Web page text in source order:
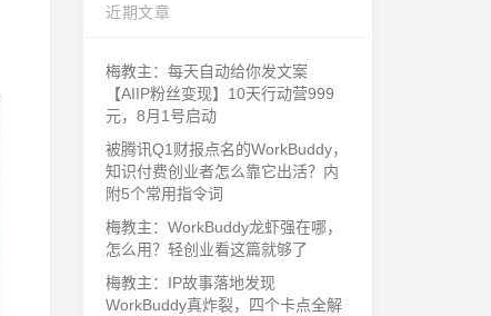
近期文章
梅教主：每天自动给你发文案
【AIIP粉丝变现】10天行动营999
元，8月1号启动
被腾讯Q1财报点名的WorkBuddy，
知识付费创业者怎么靠它出活？内
附5个常用指令词
梅教主：WorkBuddy龙虾强在哪，
怎么用？轻创业看这篇就够了
梅教主：IP故事落地发现
WorkBuddy真炸裂，四个卡点全解